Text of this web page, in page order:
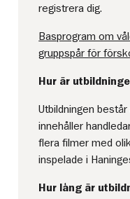
registrera dig.
Basprogram om
gruppspår för
Hur är
Utbildningen
innehåller
flera filmer med
inspelade i
Hur lång är